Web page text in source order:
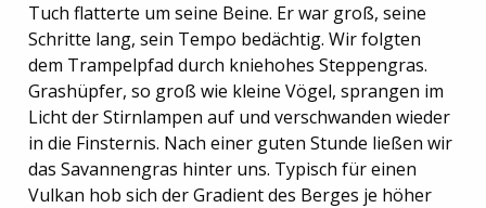
Tuch flatterte um seine Beine. Er war groß, seine
Schritte lang, sein Tempo bedächtig. Wir folgten
dem Trampelpfad durch kniehohes Steppengras.
Grashüpfer, so groß wie kleine Vögel, sprangen im
Licht der Stirnlampen auf und verschwanden wieder
in die Finsternis. Nach einer guten Stunde ließen wir
das Savannengras hinter uns. Typisch für einen
Vulkan hob sich der Gradient des Berges je höher